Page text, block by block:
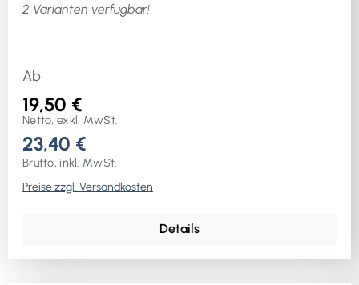
2 Varianten verfügbar!
Ab
19,50 €
Netto, exkl. MwSt.
23,40 €
Brutto, inkl. MwSt.
Preise zzgl. Versandkosten
Details